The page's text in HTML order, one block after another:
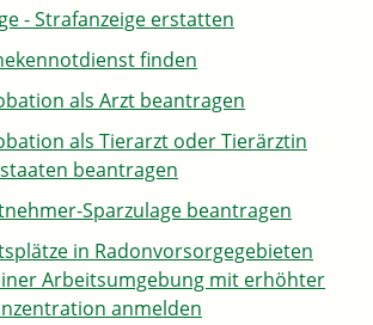
- Strafanzeige erstatten
finden
als Arzt beantragen
als Tierarzt oder Tierärztin
beantragen
Sparzulage beantragen
in Radonvorsorgegebieten
Arbeitsumgebung mit erhöhter
anmelden